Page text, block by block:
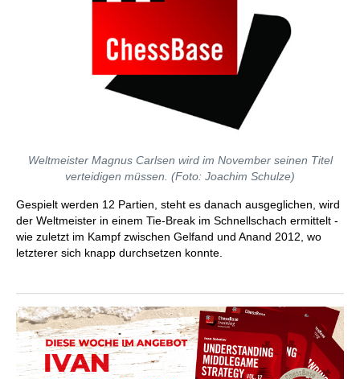
Weltmeister Magnus Carlsen wird im November seinen Titel
verteidigen müssen. (Foto: Joachim Schulze)
Gespielt werden 12 Partien, steht es danach ausgeglichen, wird
der Weltmeister in einem Tie-Break im Schnellschach ermittelt -
wie zuletzt im Kampf zwischen Gelfand und Anand 2012, wo
letzterer sich knapp durchsetzen konnte.